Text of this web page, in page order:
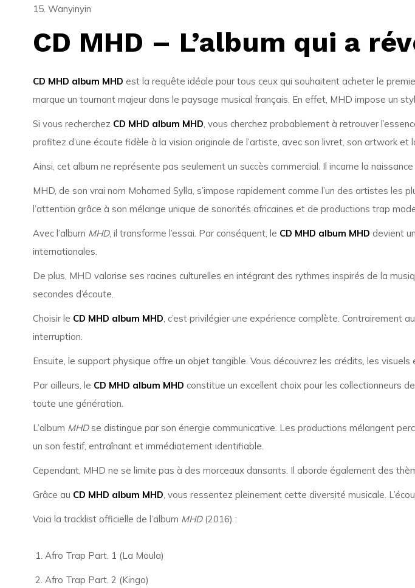
15. Wanyinyin
CD MHD – L’album qui a
CD MHD album MHD est la requête idéale pour tous ceux qui souhaitent acheter le
marque un tournant majeur dans le paysage musical français. En effet, MHD impose un
Si vous recherchez CD MHD album MHD, vous cherchez probablement à retrouver
profitez d’une écoute fidèle à la vision originale de l’artiste, avec son livret, son artwork et
Ainsi, cet album ne représente pas seulement un succès commercial. Il incarne la
MHD, de son vrai nom Mohamed Sylla, s’impose rapidement comme l’un des artistes
l’attention grâce à son mélange unique de sonorités africaines et de productions trap
Avec l’album MHD, il transforme l’essai. Par conséquent, le CD MHD album MHD devient
internationales.
De plus, MHD valorise ses racines culturelles en intégrant des rythmes inspirés de la
secondes d’écoute.
Choisir le CD MHD album MHD, c’est privilégier une expérience complète. Contrairement
interruption.
Ensuite, le support physique offre un objet tangible. Vous découvrez les crédits, les
Par ailleurs, le CD MHD album MHD constitue un excellent choix pour les collectionneurs
toute une génération.
L’album MHDse distingue par son énergie communicative. Les productions mélangent
un son festif, entraînant et immédiatement identifiable.
Cependant, MHD ne se limite pas à des morceaux dansants. Il aborde également des
Grâce au CD MHD album MHD, vous ressentez pleinement cette diversité musicale.
Voici la tracklist officielle de l’album MHD(2016) :
Afro Trap Part. 1 (La Moula)
Afro Trap Part. 2 (Kingo)